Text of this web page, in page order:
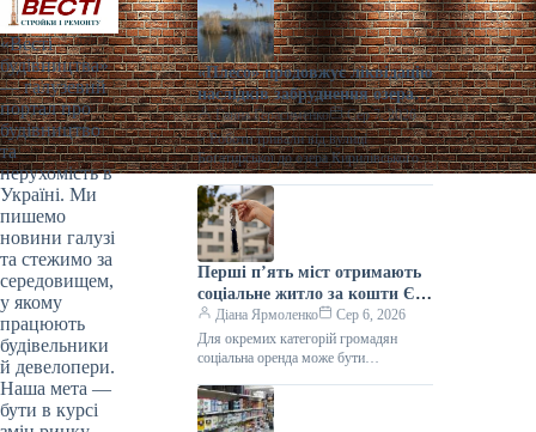
«Весті
будівництва»
— галузевий
портал про
будівництво
та
нерухомість в
Україні. Ми
пишемо
новини галузі
та стежимо за
середовищем,
у якому
працюють
будівельники
й девелопери.
Наша мета —
бути в курсі
«Плесо» продовжує ліквідацію
наслідків забруднення озера
Кирилівського та струмка
Сирець | Столична
Нерухомість
Ганна Герасименко
Сер 7, 2026
> Роботи тривали від вулиці
Богатирської до озера Кирилівського, а
також вище за течією в напрямку
джерела забруднення. Сьогодні,
10:15…
Перші п’ять міст отримають
соціальне житло за кошти ЄІБ
в Україні
Діана Ярмоленко
Сер 6, 2026
Для окремих категорій громадян
соціальна оренда може бути
Кропивницький, Кременчук, Львів,
Миколаїв та Житомир стануть